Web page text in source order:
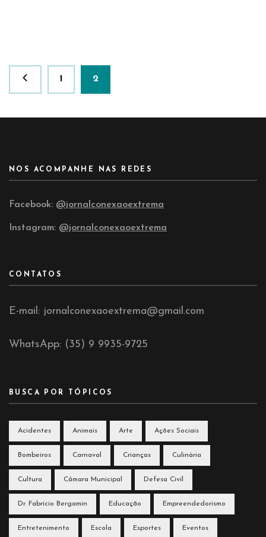
Paginação
de
Página
1 Página
2
NOS ACOMPANHE NAS REDES
Facebook: @jornalconexaoextrema
Instagram: @jornalconexaoextrema
CONTATOS
E-mail: jornalconexaoextrema@gmail.com
WhatsApp: (35) 9 9935-9725
BUSCA POR TÓPICOS
Acidentes Animais Arte Ações Sociais
Bombeiros Carnaval Crianças Culinária
Cultura Câmara Municipal Defesa Civil
Dr. Fabrício Bergamin Educação Empreendedorismo
Entretenimento Escola Esportes Eventos